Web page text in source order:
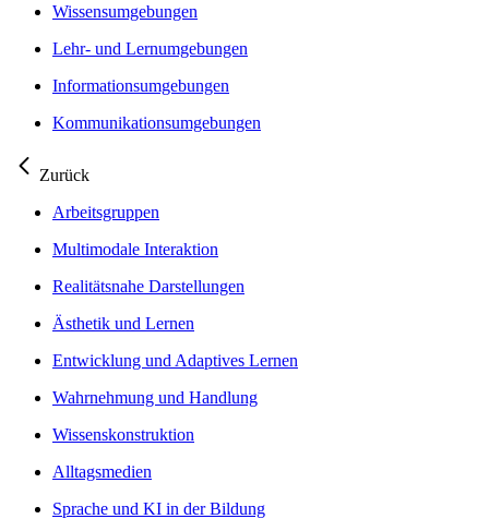
Wissensumgebungen
Lehr- und Lernumgebungen
Informationsumgebungen
Kommunikationsumgebungen
Zurück
Arbeitsgruppen
Multimodale Interaktion
Realitätsnahe Darstellungen
Ästhetik und Lernen
Entwicklung und Adaptives Lernen
Wahrnehmung und Handlung
Wissenskonstruktion
Alltagsmedien
Sprache und KI in der Bildung